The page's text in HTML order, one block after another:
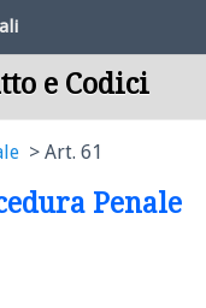
e Codici
Art. 61
Penale